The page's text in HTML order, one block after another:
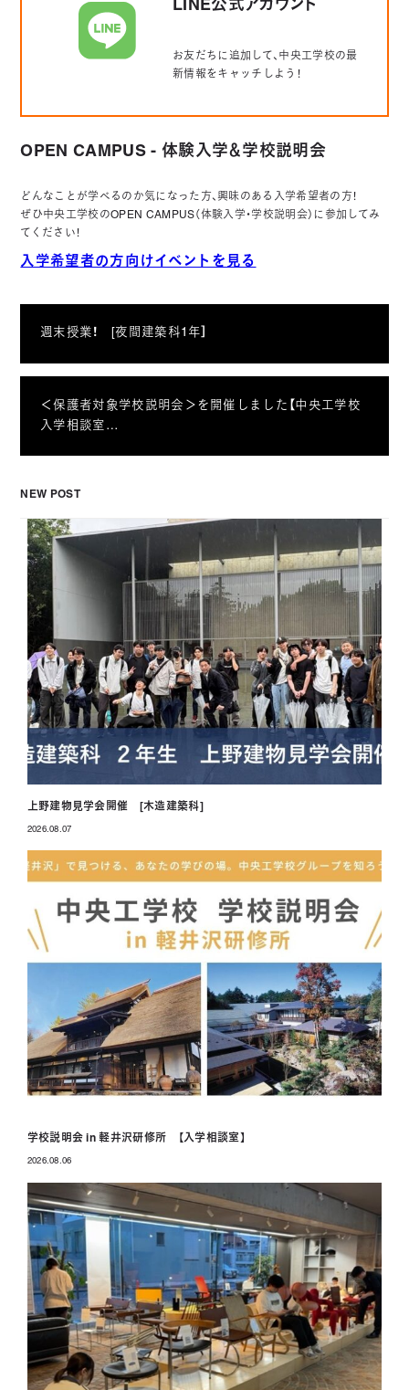
LINE公式アカウント
お友だちに追加して、中央工学校の最
新情報をキャッチしよう！
OPEN CAMPUS - 体験入学＆学校説明会
どんなことが学べるのか気になった方、興味のある入学希望者の方！
ぜひ中央工学校のOPEN CAMPUS（体験入学・学校説明会）に参加してみ
てください！
入学希望者の方向けイベントを見る
週末授業！ [夜間建築科1年］
＜保護者対象学校説明会＞を開催しました【中央工学校
入学相談室…
NEW POST
上野建物見学会開催 [木造建築科]
2026.08.07
学校説明会 in 軽井沢研修所 【入学相談室】
2026.08.06